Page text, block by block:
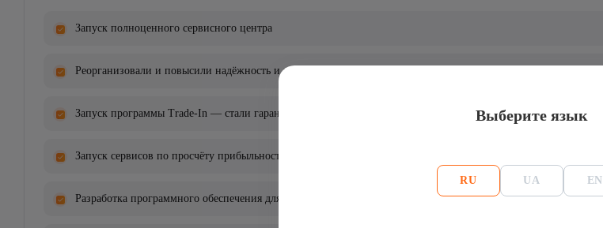
Запуск полноценного сервисного центра
Реорганизовали и повысили надёжность и эффективность вторичного рынка Б/У оборудования
Запуск программы Trade-In — стали гарантом качества и долговечности ASIC-устройств
Запуск сервисов по просчёту прибыльности оборудования
Разработка программного обеспечения для обладателей майнинг-оборудования
Выберите язык
RU UA EN